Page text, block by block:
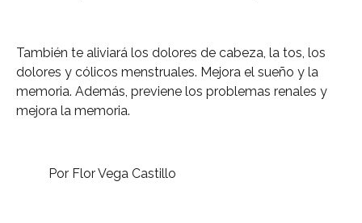
También te aliviará los dolores de cabeza, la tos, los
dolores y cólicos menstruales. Mejora el sueño y la
memoria. Además, previene los problemas renales y
mejora la memoria.
Por Flor Vega Castillo